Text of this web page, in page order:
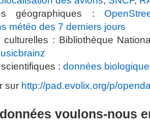
géographiques :
météo des 7 derniers jours
culturelles : Bibliothèque
: données
sur http://pad.evolix.org/p/
voulons-nous